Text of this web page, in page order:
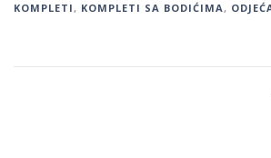
KOMPLETI, KOMPLETI SA BODIĆIMA,